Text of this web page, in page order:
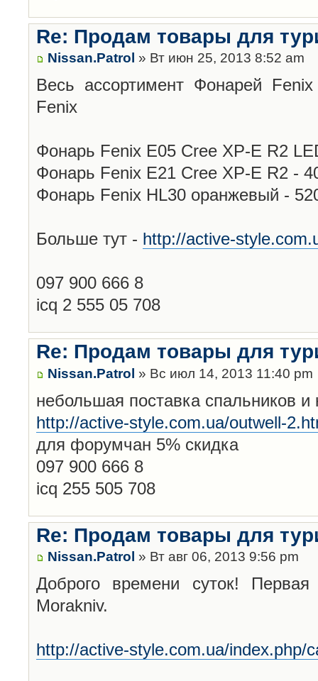
Re: Продам товары для
Nissan.Patrol » Вт июн 25, 2013 8:52 am
Весь ассортимент Фонарей
Fenix
Фонарь Fenix E05 Cree XP-E R2
Фонарь Fenix E21 Cree XP-E R2 -
Фонарь Fenix HL30 оранжевый -
Больше тут - http://active-
097 900 666 8
icq 2 555 05 708
Re: Продам товары для
Nissan.Patrol » Вс июл 14, 2013 11:40 pm
небольшая поставка спальников и
http://active-style.com.ua/outwell-
для форумчан 5% скидка
097 900 666 8
icq 255 505 708
Re: Продам товары для
Nissan.Patrol » Вт авг 06, 2013 9:56 pm
Доброго времени суток!
Morakniv.
http://active-style.com.ua/index.php/